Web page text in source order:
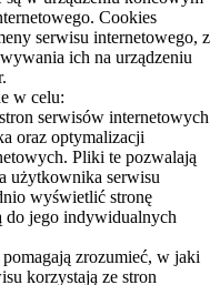
Cookies
serwisu internetowego, z
ich na urządzeniu
w celu:
serwisów internetowych
oraz optymalizacji
Pliki te pozwalają
użytkownika serwisu
wyświetlić stronę
do jego indywidualnych
zrozumieć, w jaki
korzystają ze stron